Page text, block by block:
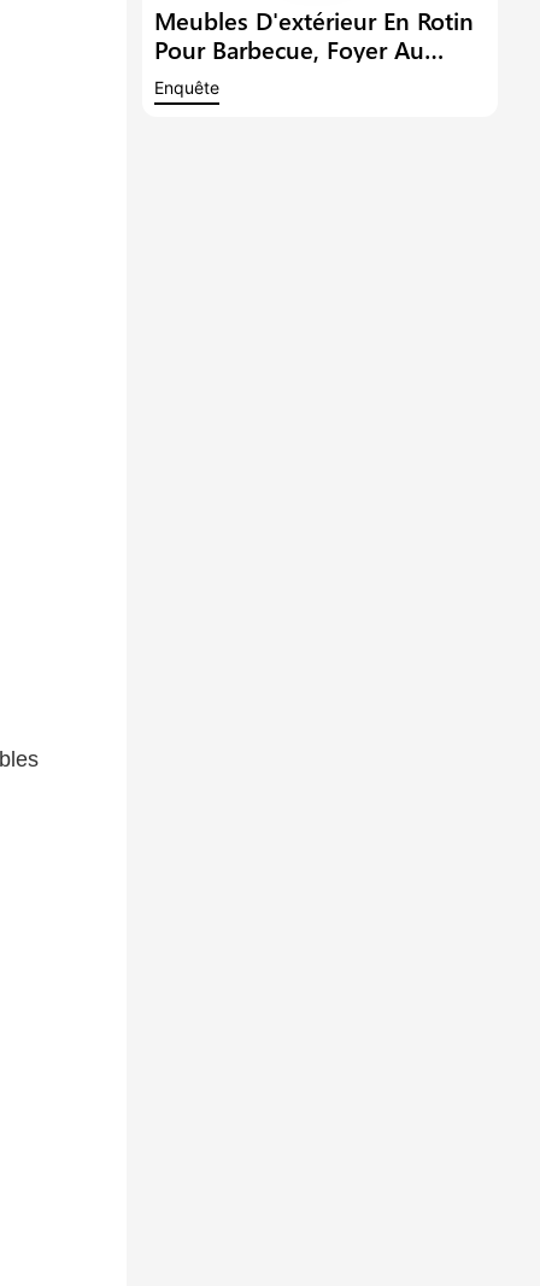
Meubles D'extérieur En Rotin
Pour Barbecue, Foyer Au
Propane Sans Fumée, Table
De Patio, Chauffage En Osier,
Enquête